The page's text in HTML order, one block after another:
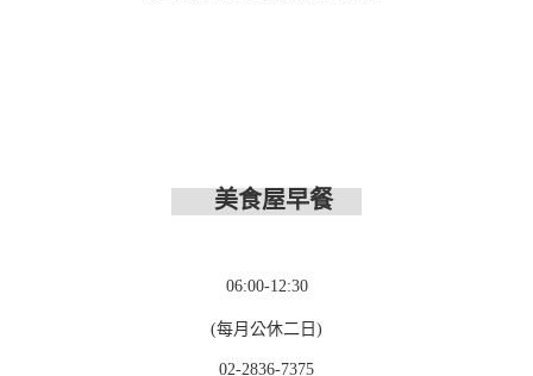
美食屋早餐
06:00-12:30
(每月公休二日)
02-2836-7375